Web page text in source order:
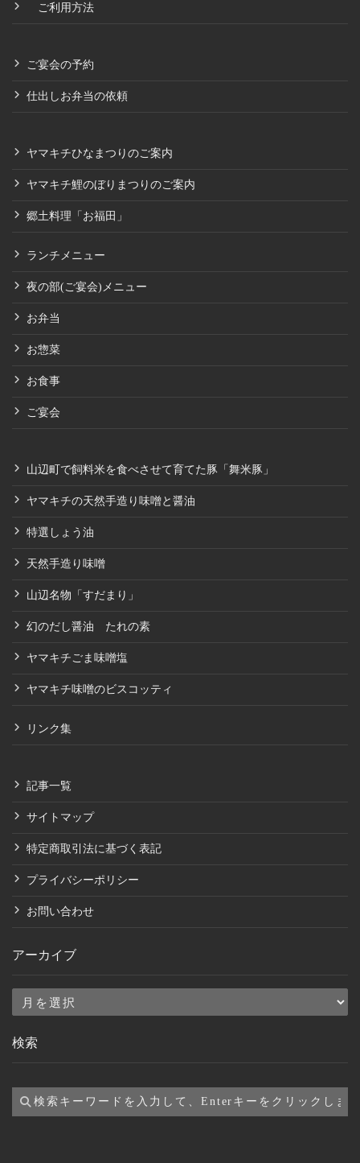
ご利用方法
ご宴会の予約
仕出しお弁当の依頼
ヤマキチひなまつりのご案内
ヤマキチ鯉のぼりまつりのご案内
郷土料理「お福田」
ランチメニュー
夜の部(ご宴会)メニュー
お弁当
お惣菜
お食事
ご宴会
山辺町で飼料米を食べさせて育てた豚「舞米豚」
ヤマキチの天然手造り味噌と醤油
特選しょう油
天然手造り味噌
山辺名物「すだまり」
幻のだし醤油 たれの素
ヤマキチごま味噌塩
ヤマキチ味噌のビスコッティ
リンク集
記事一覧
サイトマップ
特定商取引法に基づく表記
プライバシーポリシー
お問い合わせ
アーカイブ
ア
カ
ブ
検索